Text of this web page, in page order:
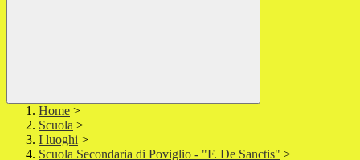
Home >
Scuola >
I luoghi >
Scuola Secondaria di Poviglio - "F. De Sanctis" >